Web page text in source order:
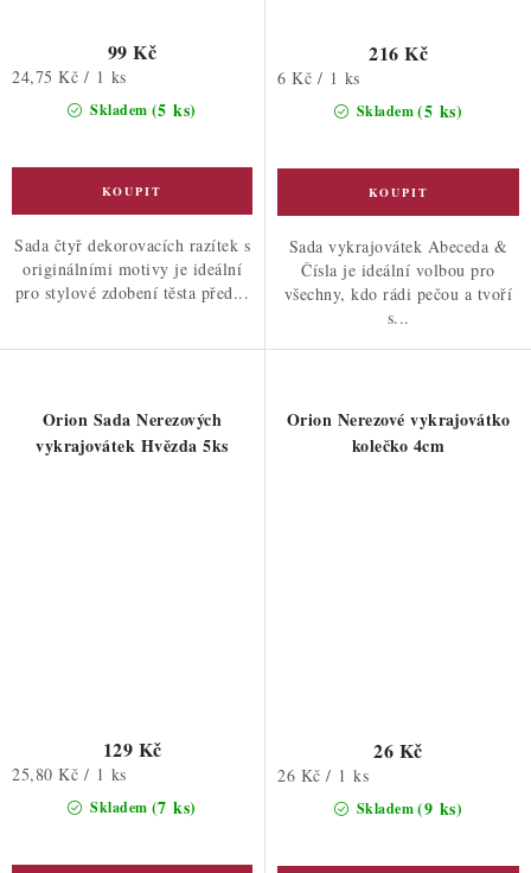
Skladem (5 ks)
99 Kč
Měrná
24,75 Kč / 1 ks
Sada čtyř dekorovacích razítek s
originálními motivy je ideální
pro stylové zdobení těsta před...
Skladem(5 ks)
216 Kč
Měrná
6 Kč / 1 ks
Sada vykrajovátek Abeceda &
Čísla je ideální volbou pro
všechny, kdo rádi pečou a tvoří
s...
Orion Sada Nerezových
vykrajovátek Hvězda 5ks
Skladem (7 ks)
129 Kč
Měrná
25,80 Kč / 1 ks
Orion Nerezové vykrajovátko
kolečko 4cm
Skladem(9 ks)
26 Kč
Měrná
26 Kč / 1 ks